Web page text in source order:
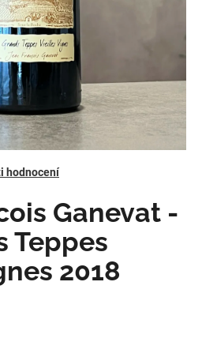
hodnocení
Ganevat -
Teppes
2018